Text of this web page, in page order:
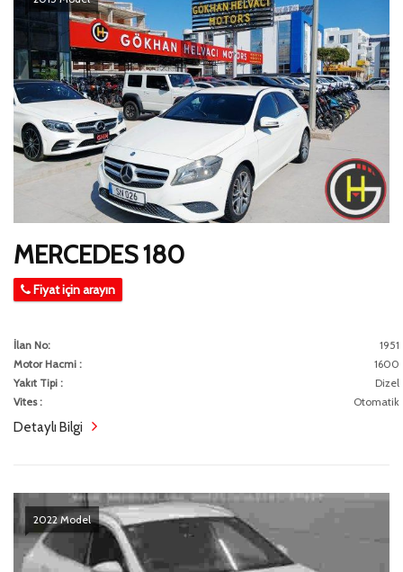
MERCEDES 180
Fiyat için arayın
İlan No:
1951
Motor Hacmi :
1600
Yakıt Tipi :
Dizel
Vites :
Otomatik
Detaylı Bilgi
2022 Model